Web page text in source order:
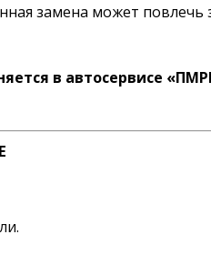
замена может повлечь
в автосервисе